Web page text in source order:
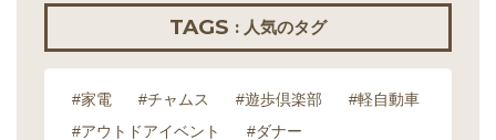
TAGS : 人気のタグ
#家電 #チャムス #遊歩倶楽部
#軽自動車
#アウトドアイベント
#ダナー